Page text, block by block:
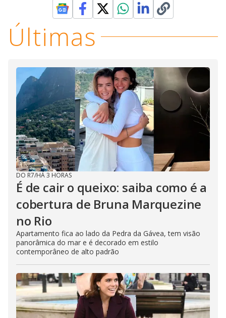
Últimas
DO R7/HÁ 3 HORAS
É de cair o queixo: saiba como é a
cobertura de Bruna Marquezine
no Rio
Apartamento fica ao lado da Pedra da Gávea, tem visão
panorâmica do mar e é decorado em estilo
contemporâneo de alto padrão